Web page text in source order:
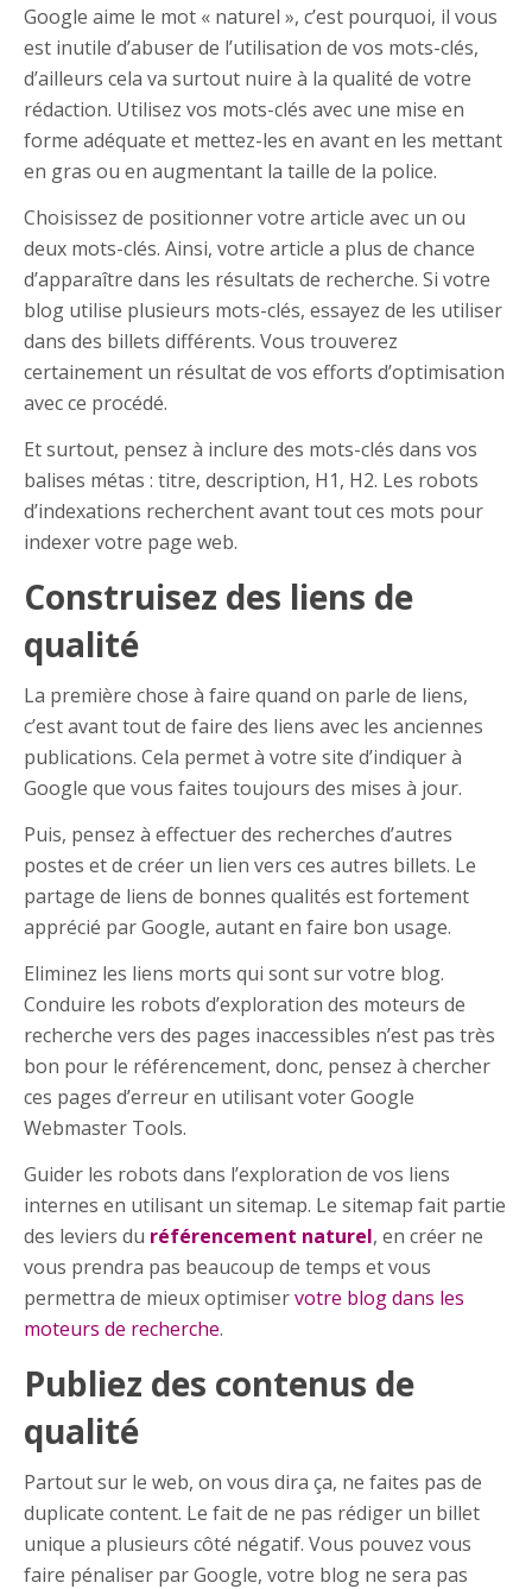
Google aime le mot « naturel », c’est pourquoi, il vous
est inutile d’abuser de l’utilisation de vos mots-clés,
d’ailleurs cela va surtout nuire à la qualité de votre
rédaction. Utilisez vos mots-clés avec une mise en
forme adéquate et mettez-les en avant en les mettant
en gras ou en augmentant la taille de la police.
Choisissez de positionner votre article avec un ou
deux mots-clés. Ainsi, votre article a plus de chance
d’apparaître dans les résultats de recherche. Si votre
blog utilise plusieurs mots-clés, essayez de les utiliser
dans des billets différents. Vous trouverez
certainement un résultat de vos efforts d’optimisation
avec ce procédé.
Et surtout, pensez à inclure des mots-clés dans vos
balises métas : titre, description, H1, H2. Les robots
d’indexations recherchent avant tout ces mots pour
indexer votre page web.
Construisez des liens de
qualité
La première chose à faire quand on parle de liens,
c’est avant tout de faire des liens avec les anciennes
publications. Cela permet à votre site d’indiquer à
Google que vous faites toujours des mises à jour.
Puis, pensez à effectuer des recherches d’autres
postes et de créer un lien vers ces autres billets. Le
partage de liens de bonnes qualités est fortement
apprécié par Google, autant en faire bon usage.
Eliminez les liens morts qui sont sur votre blog.
Conduire les robots d’exploration des moteurs de
recherche vers des pages inaccessibles n’est pas très
bon pour le référencement, donc, pensez à chercher
ces pages d’erreur en utilisant voter Google
Webmaster Tools.
Guider les robots dans l’exploration de vos liens
internes en utilisant un sitemap. Le sitemap fait partie
des leviers du référencement naturel, en créer ne
vous prendra pas beaucoup de temps et vous
permettra de mieux optimiservotre blog dans les
moteurs de recherche.
Publiez des contenus de
qualité
Partout sur le web, on vous dira ça, ne faites pas de
duplicate content. Le fait de ne pas rédiger un billet
unique a plusieurs côté négatif. Vous pouvez vous
faire pénaliser par Google, votre blog ne sera pas